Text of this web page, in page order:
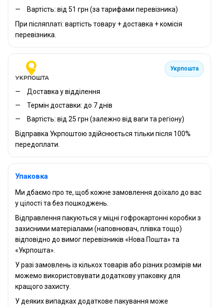
Вартість: від 51 грн (за тарифами перевізника)
При післяплаті: вартість товару + доставка + комісія
перевізника.
Укрпошта
Доставка у відділення
Термін доставки: до 7 днів
Вартість: від 25 грн (залежно від ваги та регіону)
Відправка Укрпоштою здійснюється тільки після 100%
передоплати.
Упаковка
Ми дбаємо про те, щоб кожне замовлення доїхало до вас
у цілості та без пошкоджень.
Відправлення пакуються у міцні гофрокартонні коробки з
захисними матеріалами (наповнювач, плівка тощо)
відповідно до вимог перевізників «Нова Пошта» та
«Укрпошта».
У разі замовлень із кількох товарів або різних розмірів ми
можемо використовувати додаткову упаковку для
кращого захисту.
У деяких випадках додаткове пакування може